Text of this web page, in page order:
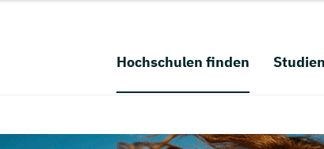
Hochschulen finden